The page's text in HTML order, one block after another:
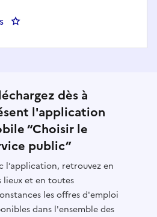
dès à
l'application
“Choisir le
public”
l’application, retrouvez en
lieux et en toutes
les offres d'emploi
dans l'ensemble des